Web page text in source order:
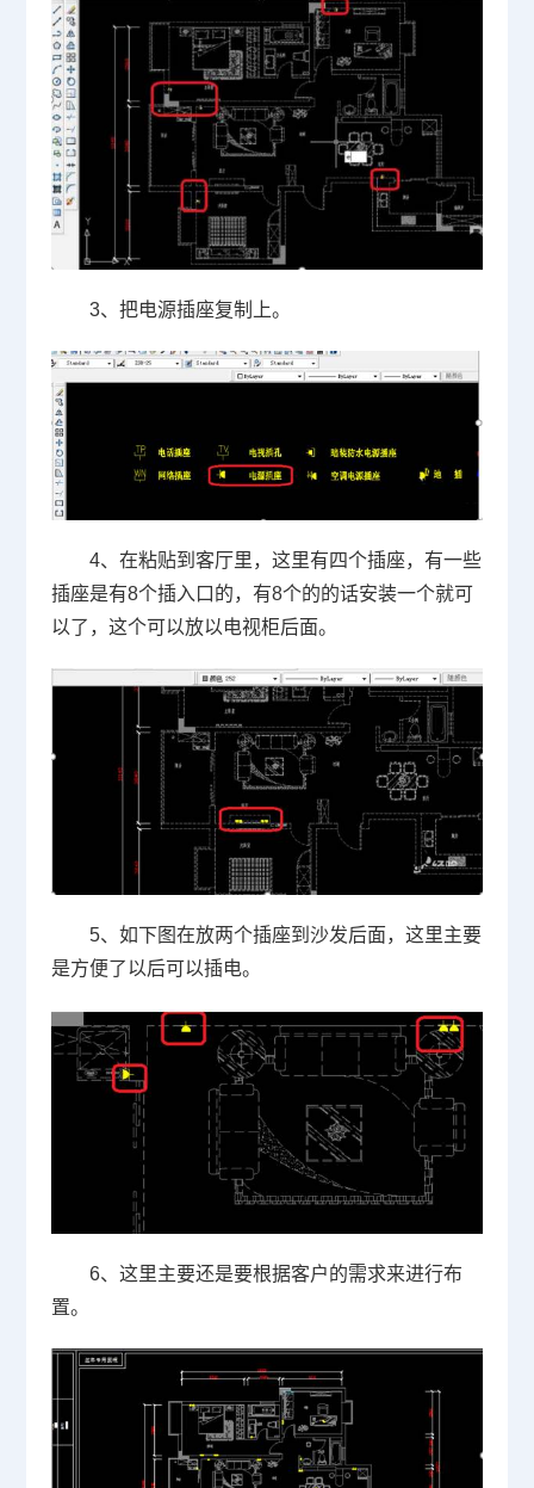
3、把电源插座复制上。
4、在粘贴到客厅里，这里有四个插座，有一些
插座是有8个插入口的，有8个的的话安装一个就可
以了，这个可以放以电视柜后面。
5、如下图在放两个插座到沙发后面，这里主要
是方便了以后可以插电。
6、这里主要还是要根据客户的需求来进行布
置。